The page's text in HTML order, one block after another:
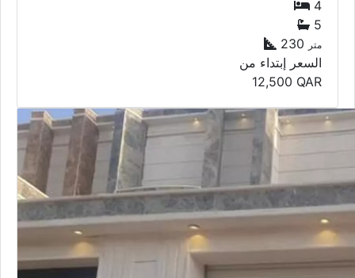
230متر
السعر إبتداء من
12,500QAR